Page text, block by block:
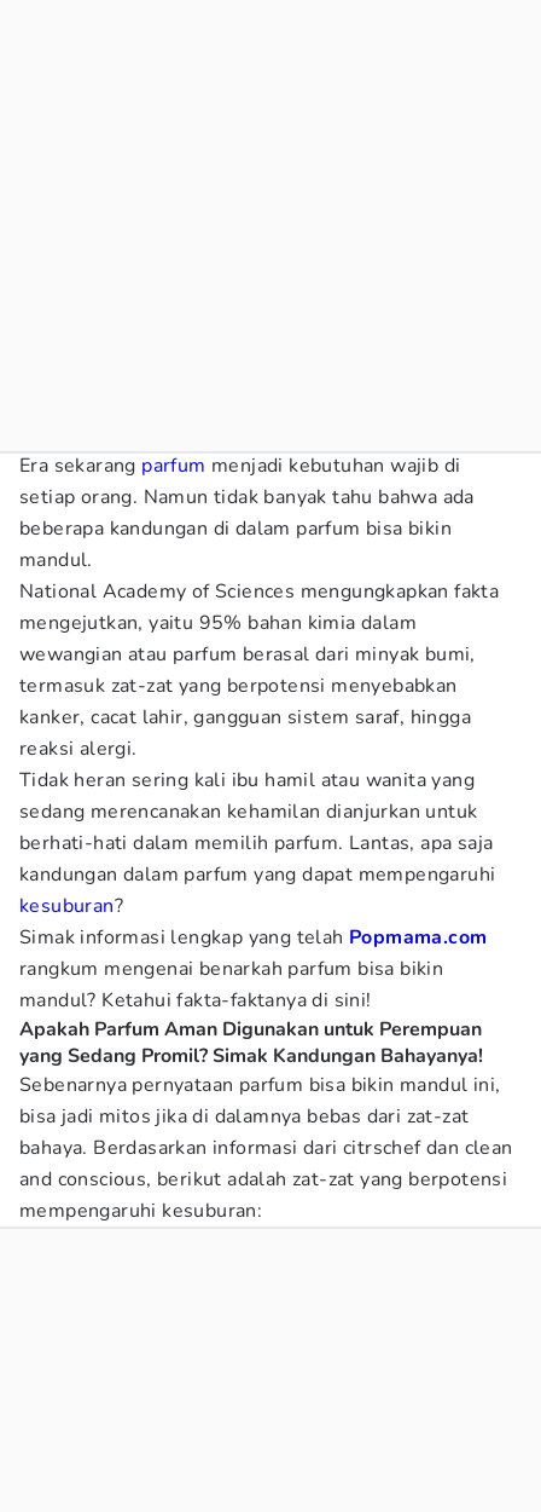
Era sekarang parfum menjadi kebutuhan wajib di
setiap orang. Namun tidak banyak tahu bahwa ada
beberapa kandungan di dalam parfum bisa bikin
mandul.
National Academy of Sciences mengungkapkan fakta
mengejutkan, yaitu 95% bahan kimia dalam
wewangian atau parfum berasal dari minyak bumi,
termasuk zat-zat yang berpotensi menyebabkan
kanker, cacat lahir, gangguan sistem saraf, hingga
reaksi alergi.
Tidak heran sering kali ibu hamil atau wanita yang
sedang merencanakan kehamilan dianjurkan untuk
berhati-hati dalam memilih parfum. Lantas, apa saja
kandungan dalam parfum yang dapat mempengaruhi
kesuburan?
Simak informasi lengkap yang telah Popmama.com
rangkum mengenai benarkah parfum bisa bikin
mandul? Ketahui fakta-faktanya di sini!
Apakah Parfum Aman Digunakan untuk Perempuan
yang Sedang Promil? Simak Kandungan Bahayanya!
Sebenarnya pernyataan parfum bisa bikin mandul ini,
bisa jadi mitos jika di dalamnya bebas dari zat-zat
bahaya. Berdasarkan informasi dari citrschef dan clean
and conscious, berikut adalah zat-zat yang berpotensi
mempengaruhi kesuburan: